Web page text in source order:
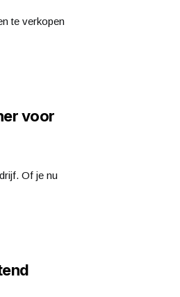
te verkopen
voor
Of je nu